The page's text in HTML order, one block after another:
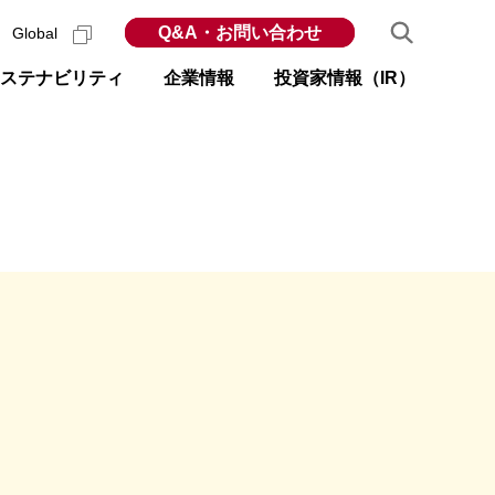
テナビリティ 企業情報 投資家情報（IR）
Global Q&A・お問い合わせ